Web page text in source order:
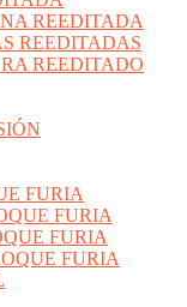
REEDITADA
REEDITADAS
REEDITADO
FURIA
FURIA
FURIA
FURIA